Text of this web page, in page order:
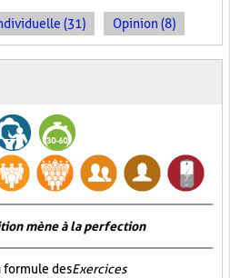
(31) Opinion (8)
mène à la perfection
formule desExercices